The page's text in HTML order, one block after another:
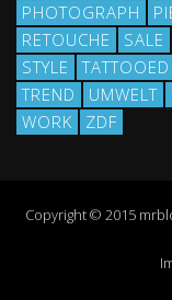
PHOTOGRAPH
RETOUCHE
SALE
STYLE
TATTOOED
TREND
UMWELT
WORK
ZDF
Copyright © 2015